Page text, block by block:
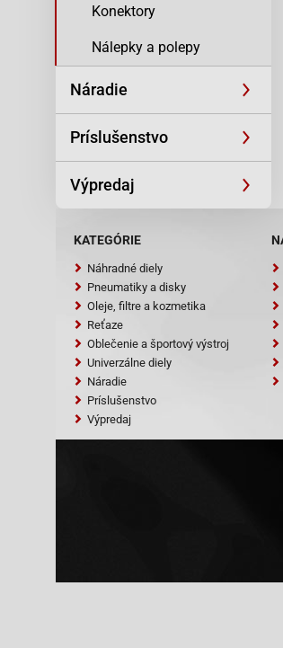
Konektory
Nálepky a polepy
Náradie
Príslušenstvo
Výpredaj
KATEGÓRIE
Náhradné diely
Pneumatiky a disky
Oleje, filtre a kozmetika
Reťaze
Oblečenie a športový výstroj
Univerzálne diely
Náradie
Príslušenstvo
Výpredaj